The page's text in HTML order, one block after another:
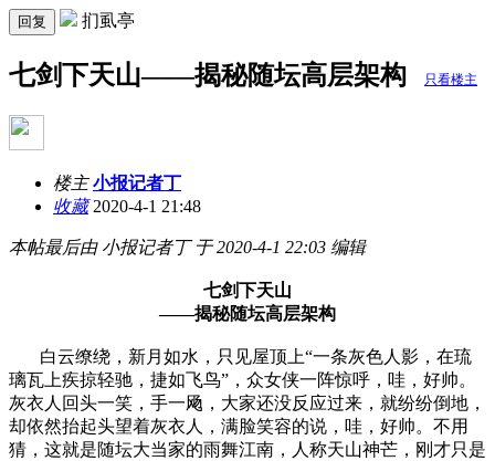
回复 扪虱亭
七剑下天山——揭秘随坛高层架构 只看楼主
楼主 小报记者丁
收藏2020-4-1 21:48
本帖最后由 小报记者丁 于 2020-4-1 22:03 编辑
七剑下天山
——揭秘随坛高层架构
白云缭绕，新月如水，只见屋顶上“一条灰色人影，在琉
璃瓦上疾掠轻驰，捷如飞鸟”，众女侠一阵惊呼，哇，好帅。
灰衣人回头一笑，手一飏，大家还没反应过来，就纷纷倒地，
却依然抬起头望着灰衣人，满脸笑容的说，哇，好帅。不用
猜，这就是随坛大当家的雨舞江南，人称天山神芒，刚才只是